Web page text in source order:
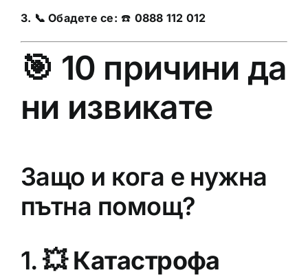
3. 📞 Обадете се: ☎️ 0888 112 012
🎯 10 причини да
ни извикате
Защо и кога е нужна
пътна помощ?
1. 💥Катастрофа